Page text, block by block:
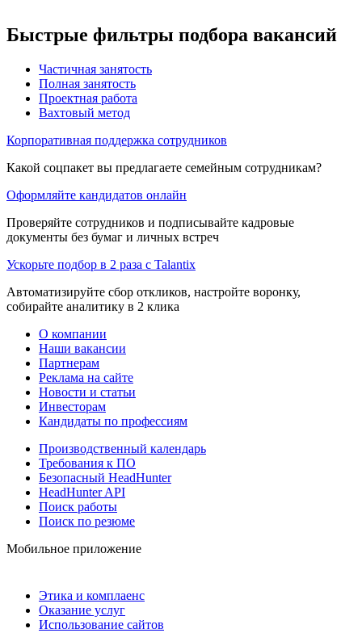
Быстрые фильтры подбора вакансий
Частичная занятость
Полная занятость
Проектная работа
Вахтовый метод
Корпоративная поддержка сотрудников
Какой соцпакет вы предлагаете семейным сотрудникам?
Оформляйте кандидатов онлайн
Проверяйте сотрудников и подписывайте кадровые
документы без бумаг и личных встреч
Ускорьте подбор в 2 раза с Talantix
Автоматизируйте сбор откликов, настройте воронку,
собирайте аналитику в 2 клика
О компании
Наши вакансии
Партнерам
Реклама на сайте
Новости и статьи
Инвесторам
Кандидаты по профессиям
Производственный календарь
Требования к ПО
Безопасный HeadHunter
HeadHunter API
Поиск работы
Поиск по резюме
Мобильное приложение
Этика и комплаенс
Оказание услуг
Использование сайтов